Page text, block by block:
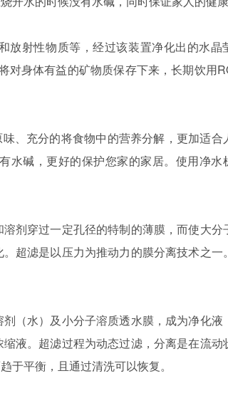
放射性物质等，经过该装置净化出的水晶
对身体有益的矿物质保存下来，长期饮用
、充分的将食物中的营养分解，更加适合
水碱，更好的保护您家的家居。使用净水
剂穿过一定孔径的特制的薄膜，而使大分
超滤是以压力为推动力的膜分离技术之一
（水）及小分子溶质透水膜，成为净化液
液。超滤过程为动态过滤，分离是在流动
于平衡，且通过清洗可以恢复。